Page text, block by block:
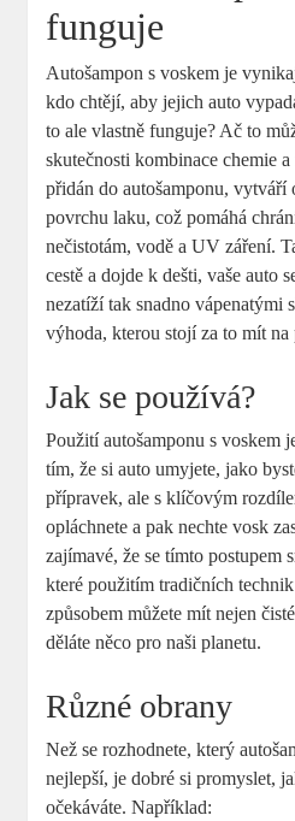
funguje
Autošampon s voskem je
kdo chtějí, aby jejich auto
to ale vlastně funguje? Ač to
skutečnosti kombinace chemie
přidán do autošamponu, vytváří
povrchu laku, což pomáhá
nečistotám, vodě a UV záření.
cestě a dojde k dešti, vaše auto
nezatíží tak snadno vápenatými
výhoda, kterou stojí za to mít na
Jak se používá?
Použití autošamponu s voskem
tím, že si auto umyjete, jako
přípravek, ale s klíčovým
opláchnete a pak nechte vosk
zajímavé, že se tímto postupem
které použitím tradičních
způsobem můžete mít nejen
děláte něco pro naši planetu.
Různé obrany
Než se rozhodnete, který
nejlepší, je dobré si promyslet,
očekáváte. Například: